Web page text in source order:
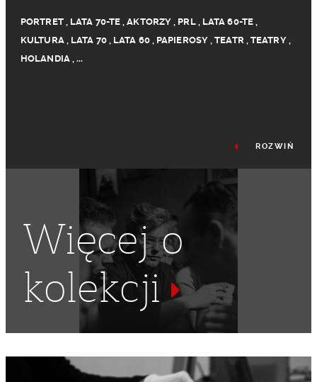
PORTRET, LATA 70-TE ,AKTORZY , PRL, LATA 60-TE,
KULTURA, LATA 70, LATA 60, PAPIEROSY,TEATR,TEATRY,
HOLANDIA,...
CUDZOZIEMCY,HOLENDRZY
ROZWIŃ
Więcej o
kolekcji